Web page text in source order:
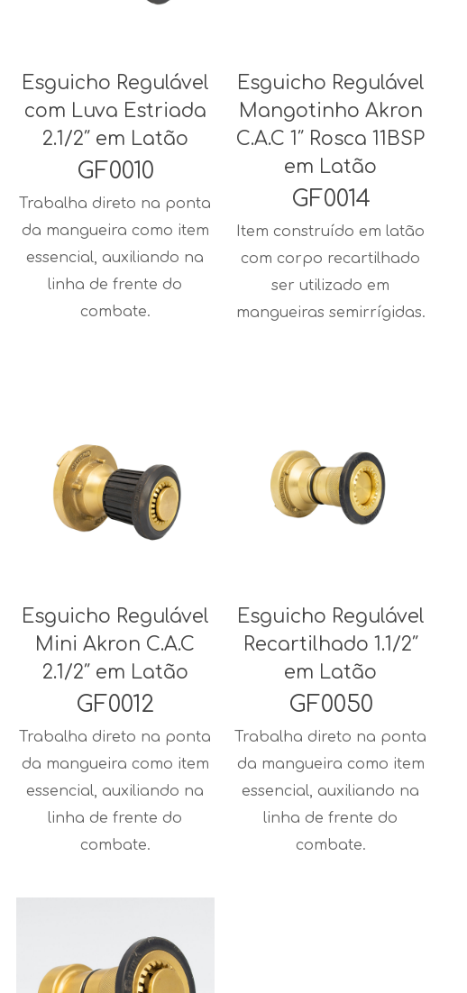
Esguicho Regulável
com Luva Estriada
2.1/2″ em Latão
GF0010
Trabalha direto na ponta
da mangueira como item
essencial, auxiliando na
linha de frente do
combate.
Esguicho Regulável
Mangotinho Akron
C.A.C 1″ Rosca 11BSP
em Latão
GF0014
Item construído em latão
com corpo recartilhado
ser utilizado em
mangueiras semirrígidas.
Esguicho Regulável
Mini Akron C.A.C
2.1/2″ em Latão
GF0012
Trabalha direto na ponta
da mangueira como item
essencial, auxiliando na
linha de frente do
combate.
Esguicho Regulável
Recartilhado 1.1/2″
em Latão
GF0050
Trabalha direto na ponta
da mangueira como item
essencial, auxiliando na
linha de frente do
combate.